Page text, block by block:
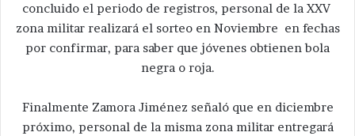
concluido el periodo de registros, personal de la XXV
zona militar realizará el sorteo en Noviembre en fechas
por confirmar, para saber que jóvenes obtienen bola
negra o roja.
Finalmente Zamora Jiménez señaló que en diciembre
próximo, personal de la misma zona militar entregará